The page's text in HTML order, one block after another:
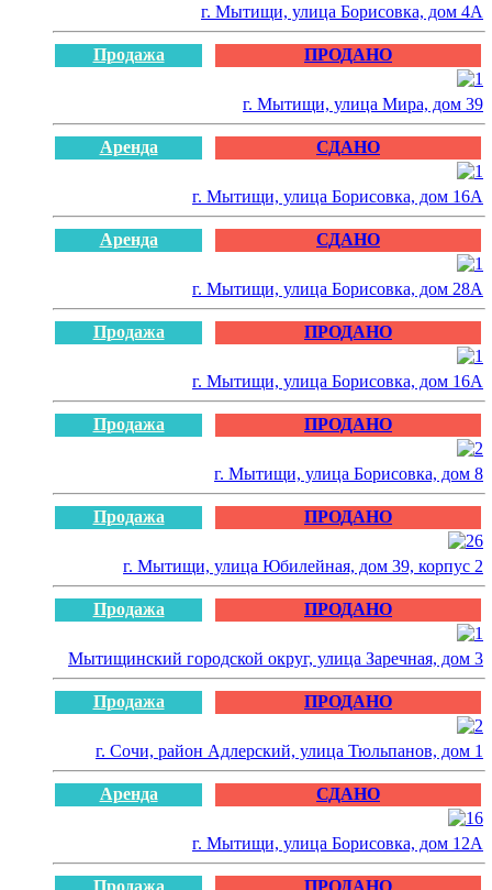
г. Мытищи, улица Борисовка, дом 4А
Продажа ПРОДАНО
г. Мытищи, улица Мира, дом 39
Аренда СДАНО
г. Мытищи, улица Борисовка, дом 16А
Аренда СДАНО
г. Мытищи, улица Борисовка, дом 28А
Продажа ПРОДАНО
г. Мытищи, улица Борисовка, дом 16А
Продажа ПРОДАНО
г. Мытищи, улица Борисовка, дом 8
Продажа ПРОДАНО
г. Мытищи, улица Юбилейная, дом 39, корпус 2
Продажа ПРОДАНО
Мытищинский городской округ, улица Заречная, дом 3
Продажа ПРОДАНО
г. Сочи, район Адлерский, улица Тюльпанов, дом 1
Аренда СДАНО
г. Мытищи, улица Борисовка, дом 12А
Продажа ПРОДАНО